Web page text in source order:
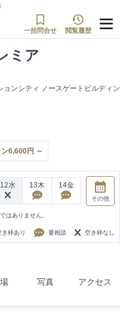
一括問合せ 閲覧履歴
ミア
ンシティ ノースゲートビルディン
6,600円 ～
12水 13木 14金
その他
はありません。
き枠あり 要相談 空き枠なし
写真 アクセス